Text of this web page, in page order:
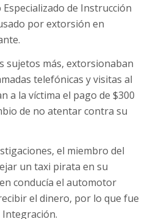
de Instrucción
por extorsión en
sujetos más, extorsionaban
telefónicas y visitas al
a la víctima el pago de $300
de no atentar contra su
el miembro del
un taxi pirata en su
conducía el automotor
el dinero, por lo que fue